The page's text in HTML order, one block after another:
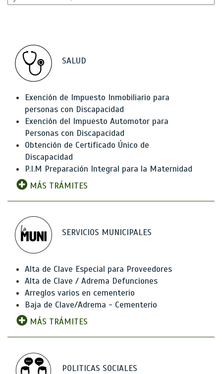
SALUD
Exención de Impuesto Inmobiliario para
personas con Discapacidad
Exención del Impuesto Automotor para
Personas con Discapacidad
Obtención de Certificado Único de
Discapacidad
P.I.M Preparación Integral para la Maternidad
MÁS TRÁMITES
SERVICIOS MUNICIPALES
Alta de Clave Especial para Proveedores
Alta de Clave / Adrema Defunciones
Arreglos varios en cementerio
Baja de Clave/Adrema - Cementerio
MÁS TRÁMITES
POLITICAS SOCIALES